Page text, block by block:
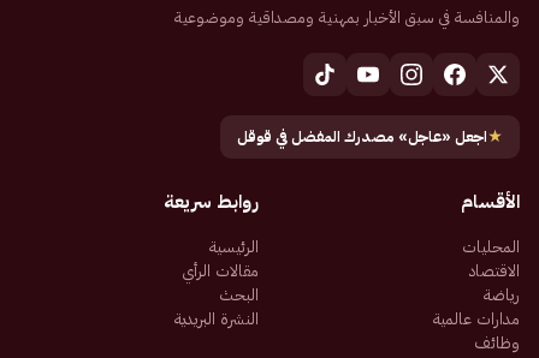
والمنافسة في سبق الأخبار بمهنية ومصداقية وموضوعية
★اجعل «عاجل» مصدرك المفضل في قوقل
الأقسام
المحليات
الاقتصاد
رياضة
مدارات عالمية
وظائف
روابط سريعة
الرئيسية
مقالات الرأي
البحث
النشرة البريدية